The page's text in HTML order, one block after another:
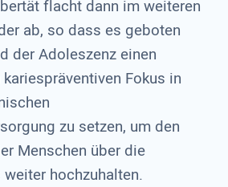
flacht dann im weiteren
ab, so dass es geboten
der Adoleszenz einen
Fokus in
zu setzen, um den
Menschen über die
hochzuhalten.